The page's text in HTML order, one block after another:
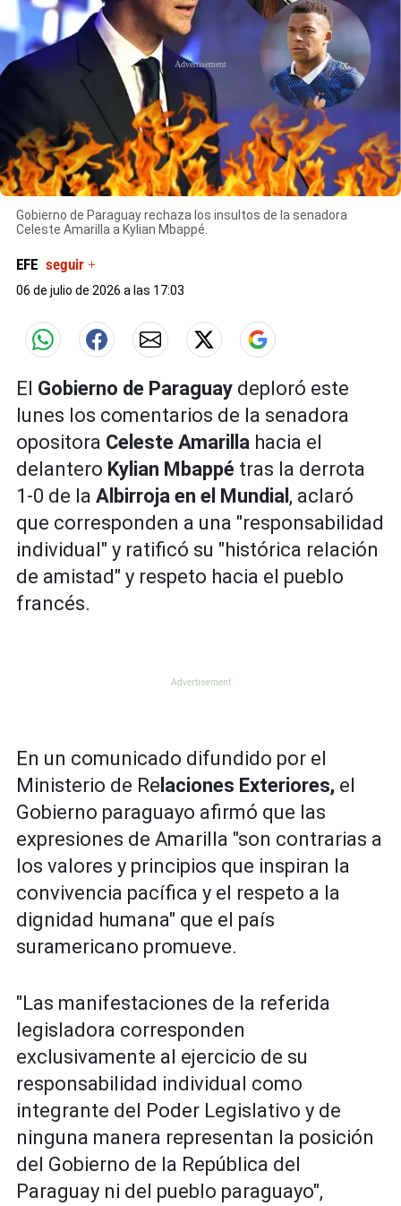
Gobierno de Paraguay rechaza los insultos de la senadora
Celeste Amarilla a Kylian Mbappé.
X
EFE seguir +
06 de julio de 2026 a las 17:03
El Gobierno de Paraguay deploró este
lunes los comentarios de la senadora
opositora Celeste Amarilla hacia el
delantero Kylian Mbappé tras la derrota
1-0 de la Albirroja en el Mundial , aclaró
que corresponden a una "responsabilidad
individual" y ratificó su "histórica relación
de amistad" y respeto hacia el pueblo
francés.
En un comunicado difundido por el
Ministerio de Re laciones Exteriores, el
Gobierno paraguayo afirmó que las
expresiones de Amarilla "son contrarias a
los valores y principios que inspiran la
convivencia pacífica y el respeto a la
dignidad humana" que el país
suramericano promueve.
"Las manifestaciones de la referida
legisladora corresponden
exclusivamente al ejercicio de su
responsabilidad individual como
integrante del Poder Legislativo y de
ninguna manera representan la posición
del Gobierno de la República del
Paraguay ni del pueblo paraguayo",